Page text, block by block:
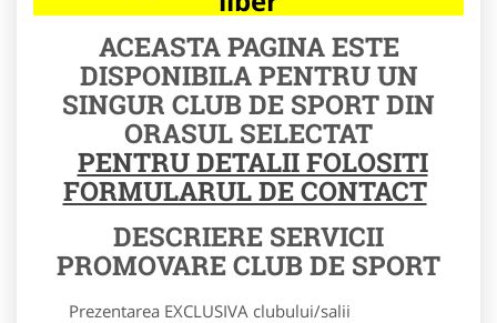
ACEASTA PAGINA ESTE
DISPONIBILA PENTRU UN
SINGUR CLUB DE SPORT DIN
ORASUL SELECTAT
PENTRU DETALII FOLOSITI
FORMULARUL DE CONTACT
DESCRIERE SERVICII
PROMOVARE CLUB DE SPORT
Prezentarea EXCLUSIVA clubului/salii